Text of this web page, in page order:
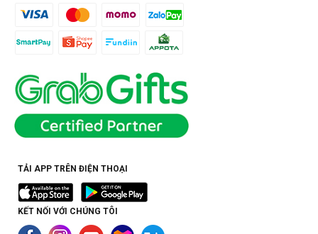
TẢI APP TRÊN ĐIỆN THOẠI
KẾT NỐI VỚI CHÚNG TÔI